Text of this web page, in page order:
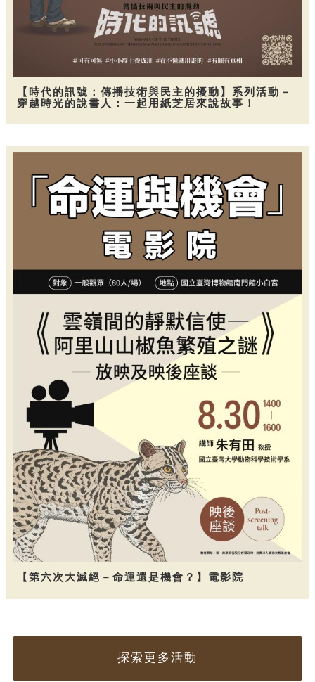
【時代的訊號：傳播技術與民主的擾動】系列活動－
穿越時光的說書人：一起用紙芝居來說故事！
【第六次大滅絕－命運還是機會？】電影院
探索更多活動